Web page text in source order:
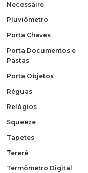
Necessaire
Pluviômetro
Porta Chaves
Porta Documentos e
Pastas
Porta Objetos
Réguas
Relógios
Squeeze
Tapetes
Tereré
Termômetro Digital